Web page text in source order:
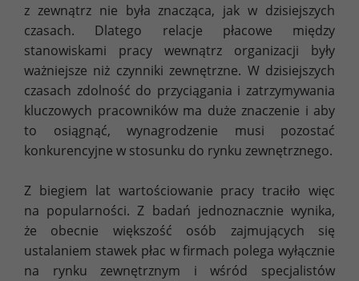
z zewnątrz nie była znacząca, jak w dzisiejszych
czasach. Dlatego relacje płacowe między
stanowiskami pracy wewnątrz organizacji były
ważniejsze niż czynniki zewnętrzne. W dzisiejszych
czasach zdolność do przyciągania i zatrzymywania
kluczowych pracowników ma duże znaczenie i aby
to osiągnąć, wynagrodzenie musi pozostać
konkurencyjne w stosunku do rynku zewnętrznego.
Z biegiem lat wartościowanie pracy traciło więc
na popularności. Z badań jednoznacznie wynika,
że obecnie większość osób zajmujących się
ustalaniem stawek płac w firmach polega wyłącznie
na rynku zewnętrznym i wśród specjalistów